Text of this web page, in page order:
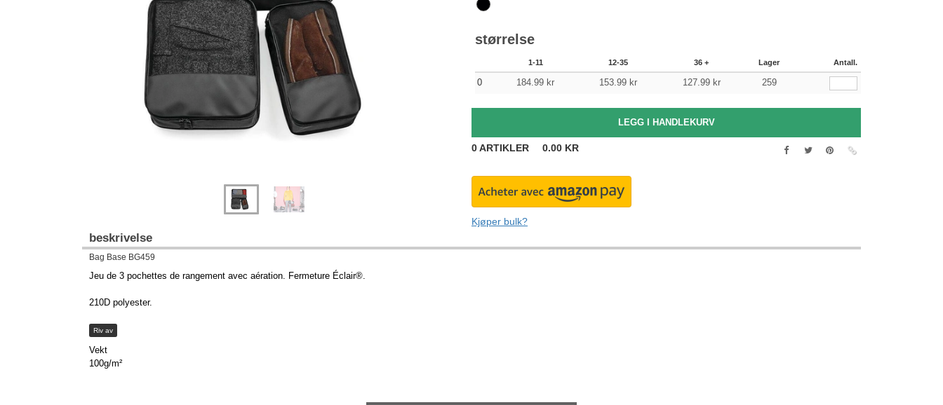
størrelse
1-11 12-35 36 + Lager Antall.
0 184.99 kr 153.99 kr 127.99 kr 259
0ARTIKLER 0.00 KR
Kjøper bulk?
beskrivelse
Bag Base BG459
Jeu de 3 pochettes de rangement avec aération. Fermeture Éclair®.
210D polyester.
Riv av
Vekt
100g/m²